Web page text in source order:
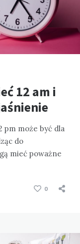
12 am i
pm może być dla
do
mieć poważne
0